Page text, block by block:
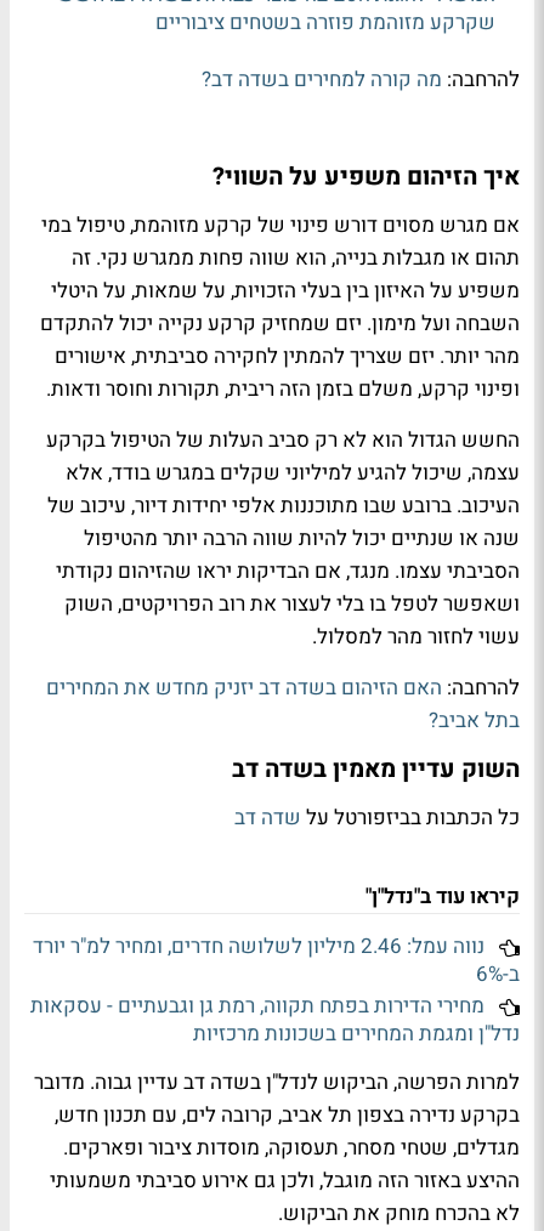
שקרקע מזוהמת פוזרה בשטחים ציבוריים
להרחבה: מה קורה למחירים בשדה דב?
איך הזיהום משפיע על השווי?
אם מגרש מסוים דורש פינוי של קרקע מזוהמת, טיפול במי
תהום או מגבלות בנייה, הוא שווה פחות ממגרש נקי. זה
משפיע על האיזון בין בעלי הזכויות, על שמאות, על היטלי
השבחה ועל מימון. יזם שמחזיק קרקע נקייה יכול להתקדם
מהר יותר. יזם שצריך להמתין לחקירה סביבתית, אישורים
ופינוי קרקע, משלם בזמן הזה ריבית, תקורות וחוסר ודאות.
החשש הגדול הוא לא רק סביב העלות של הטיפול בקרקע
עצמה, שיכול להגיע למיליוני שקלים במגרש בודד, אלא
העיכוב. ברובע שבו מתוכננות אלפי יחידות דיור, עיכוב של
שנה או שנתיים יכול להיות שווה הרבה יותר מהטיפול
הסביבתי עצמו. מנגד, אם הבדיקות יראו שהזיהום נקודתי
ושאפשר לטפל בו בלי לעצור את רוב הפרויקטים, השוק
עשוי לחזור מהר למסלול.
להרחבה: האם הזיהום בשדה דב יזניק מחדש את המחירים
בתל אביב?
השוק עדיין מאמין בשדה דב
כל הכתבות בביזפורטל על שדה דב
קיראו עוד ב"נדל"ן"
נווה עמל: 2.46 מיליון לשלושה חדרים, ומחיר למ"ר יורד
ב-6%
מחירי הדירות בפתח תקווה, רמת גן וגבעתיים - עסקאות
נדל"ן ומגמת המחירים בשכונות מרכזיות
למרות הפרשה, הביקוש לנדל"ן בשדה דב עדיין גבוה. מדובר
בקרקע נדירה בצפון תל אביב, קרובה לים, עם תכנון חדש,
מגדלים, שטחי מסחר, תעסוקה, מוסדות ציבור ופארקים.
ההיצע באזור הזה מוגבל, ולכן גם אירוע סביבתי משמעותי
לא בהכרח מוחק את הביקוש.